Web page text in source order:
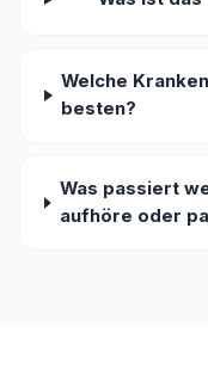
Welche
besten?
Was passiert
aufhöre oder